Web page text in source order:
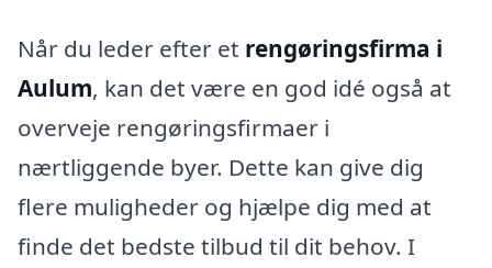
Når du leder efter et rengøringsfirma i
Aulum, kan det være en god idé også at
overveje rengøringsfirmaer i
nærtliggende byer. Dette kan give dig
flere muligheder og hjælpe dig med at
finde det bedste tilbud til dit behov. I